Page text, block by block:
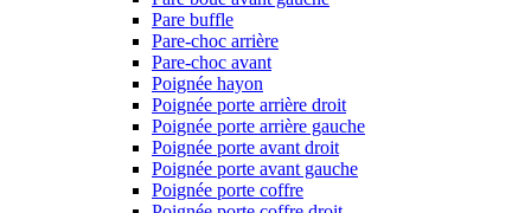
Pare buffle
Pare-choc arrière
Pare-choc avant
Poignée hayon
Poignée porte arrière droit
Poignée porte arrière gauche
Poignée porte avant droit
Poignée porte avant gauche
Poignée porte coffre